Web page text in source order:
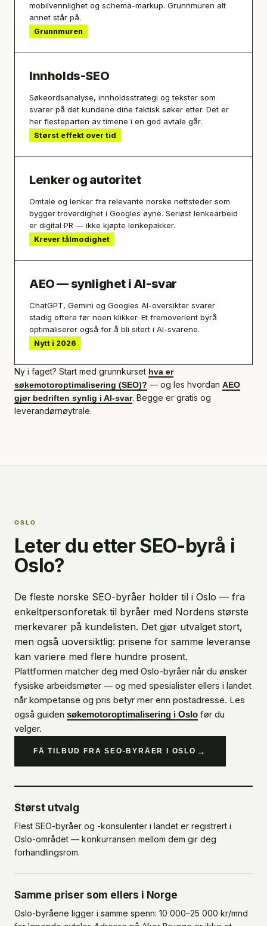
mobilvennlighet og schema-markup. Grunnmuren alt
annet står på.
Grunnmuren
Innholds-SEO
Søkeordsanalyse, innholdsstrategi og tekster som
svarer på det kundene dine faktisk søker etter. Det er
her flesteparten av timene i en god avtale går.
Størst effekt over tid
Lenker og autoritet
Omtale og lenker fra relevante norske nettsteder som
bygger troverdighet i Googles øyne. Seriøst lenkearbeid
er digital PR — ikke kjøpte lenkepakker.
Krever tålmodighet
AEO — synlighet i AI-svar
ChatGPT, Gemini og Googles AI-oversikter svarer
stadig oftere før noen klikker. Et fremoverlent byrå
optimaliserer også for å bli sitert i AI-svarene.
Nytt i 2026
Ny i faget? Start med grunnkurset hva er
søkemotoroptimalisering (SEO)? — og les hvordan AEO
gjør bedriften synlig i AI-svar. Begge er gratis og
leverandørnøytrale.
OSLO
Leter du etter SEO-byrå i
Oslo?
De fleste norske SEO-byråer holder til i Oslo — fra
enkeltpersonforetak til byråer med Nordens største
merkevarer på kundelisten. Det gjør utvalget stort,
men også uoversiktlig: prisene for samme leveranse
kan variere med flere hundre prosent.
Plattformen matcher deg med Oslo-byråer når du ønsker
fysiske arbeidsmøter — og med spesialister ellers i landet
når kompetanse og pris betyr mer enn postadresse. Les
også guiden søkemotoroptimalisering i Oslo før du
velger.
FÅ TILBUD FRA SEO-BYRÅER I OSLO →
Størst utvalg
Flest SEO-byråer og -konsulenter i landet er registrert i
Oslo-området — konkurransen mellom dem gir deg
forhandlingsrom.
Samme priser som ellers i Norge
Oslo-byråene ligger i samme spenn: 10 000–25 000 kr/mnd